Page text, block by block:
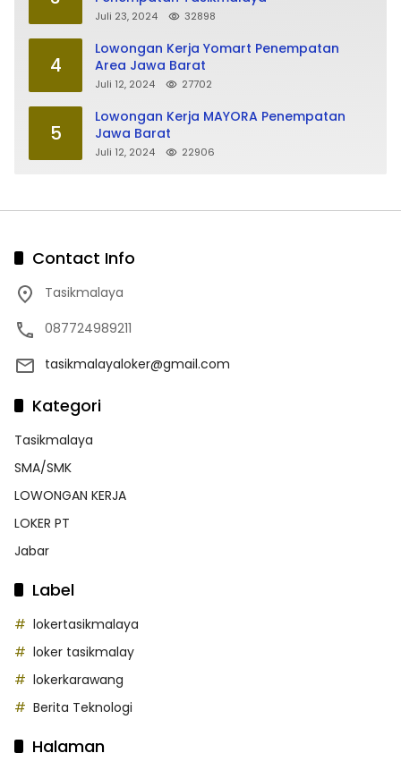
Juli 23, 2024 32898
4
Lowongan Kerja Yomart Penempatan
Area Jawa Barat
Juli 12, 2024 27702
5
Lowongan Kerja MAYORA Penempatan
Jawa Barat
Juli 12, 2024 22906
Contact Info
Tasikmalaya
087724989211
tasikmalayaloker@gmail.com
Kategori
Tasikmalaya
SMA/SMK
LOWONGAN KERJA
LOKER PT
Jabar
Label
lokertasikmalaya
loker tasikmalay
lokerkarawang
Berita Teknologi
Halaman